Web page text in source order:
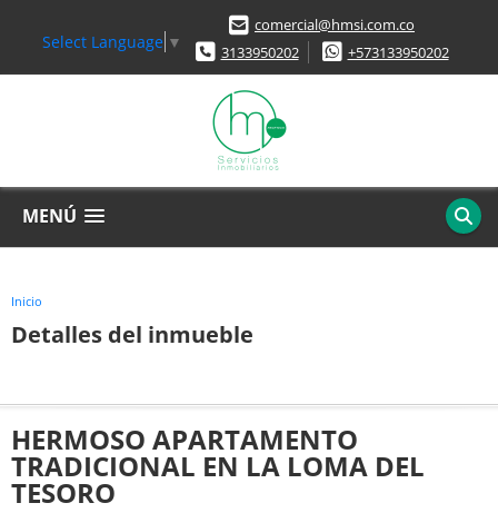
Select Language ▼
comercial@hmsi.com.co
3133950202
+573133950202
MENÚ
Inicio
Detalles del inmueble
HERMOSO APARTAMENTO
TRADICIONAL EN LA LOMA DEL
TESORO